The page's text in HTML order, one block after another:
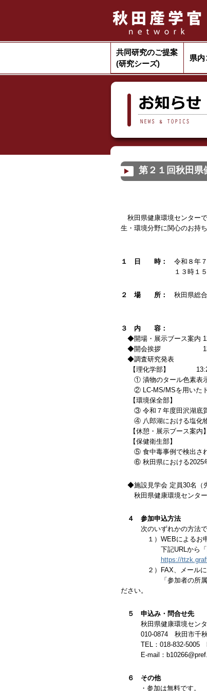
共同研究のご提案
(研究シーズ)
県内
第２１回秋田県
秋田県健康環境センター
生・環境分野に関心のお持
１ 日 時：
令和８年７
１３時１５分～１６
２ 場 所： 秋田県総合
３ 内 容：
◆開場・展示ブース案内
◆開会挨拶
◆調査研究発表
【理化学部】 13:20
① 漬物のタール色素表示
② LC-MS/MSを用いたド
【環境保全部】
③ 令和７年度田沢湖底質
④ 八郎湖における塩化物
【休憩・展示ブース案内
【保健衛生部】
⑤ 食中毒事例で検出され
⑥ 秋田県における2025年
◆施設見学会 定員30名（
秋田県健康環境センター
４ 参加申込方法
次のいずれかの方法でお
１）WEBによるお
下記URLから「秋田県
https://
２）FAX、メールに
「参加者の所属、役職
ださい。
５ 申込み・問合せ先
秋田県健康環境センタ
010-0874 秋田市千秋
TEL：018-832-5005
E-mail：
６ その他
・参加は無料です。